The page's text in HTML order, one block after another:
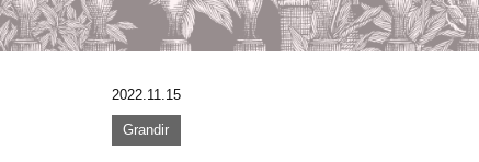
2022.11.15
Grandir